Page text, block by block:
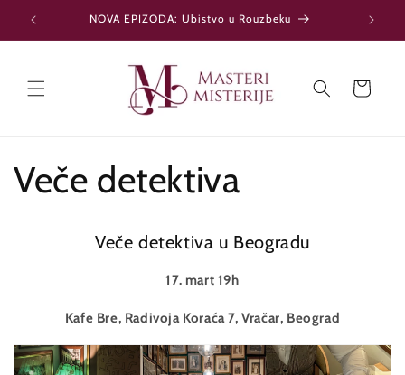
Idi na sadržajNOVA EPIZODA: Ubistvo u Rouzbeku
Korpa
Veče detektiva
Veče detektiva u Beogradu
17. mart 19h
Kafe Bre, Radivoja Koraća 7, Vračar, Beograd